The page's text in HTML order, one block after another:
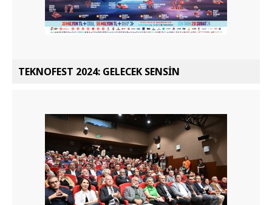
TEKNOFEST 2024: GELECEK SENSİN